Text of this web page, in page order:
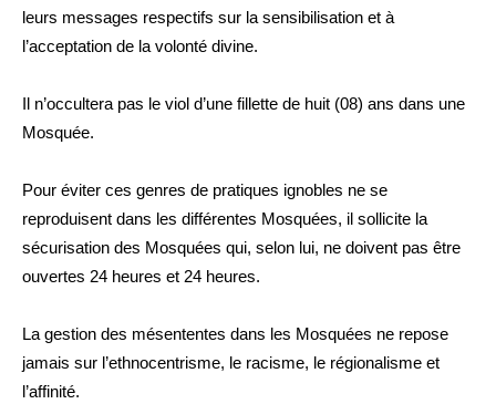
leurs messages respectifs sur la sensibilisation et à
l’acceptation de la volonté divine.
Il n’occultera pas le viol d’une fillette de huit (08) ans dans une
Mosquée.
Pour éviter ces genres de pratiques ignobles ne se
reproduisent dans les différentes Mosquées, il sollicite la
sécurisation des Mosquées qui, selon lui, ne doivent pas être
ouvertes 24 heures et 24 heures.
La gestion des mésententes dans les Mosquées ne repose
jamais sur l’ethnocentrisme, le racisme, le régionalisme et
l’affinité.